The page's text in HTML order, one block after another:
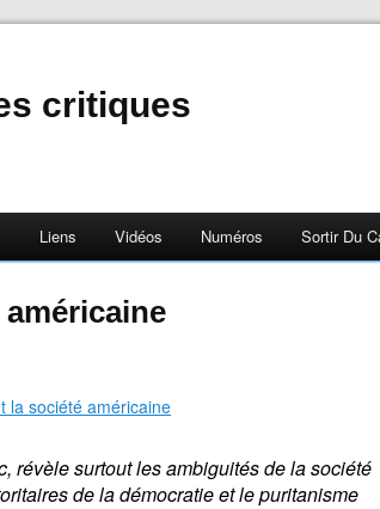
critiques
Liens Vidéos Numéros Sortir Du
révèle surtout les ambiguités de la société
de la démocratie et le puritanisme